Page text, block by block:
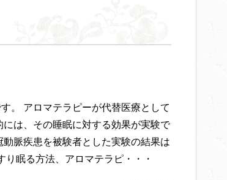
。 アロマテラピーが代替医療として
には、その睡眠に対する効果が実験で
脈疾患を被験者とした実験の結果は
り眠る方法、アロマテラピ・・・